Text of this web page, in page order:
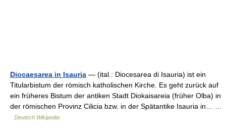
Diocaesarea in Isauria — (ital.: Diocesarea di Isauria) ist ein
Titularbistum der römisch katholischen Kirche. Es geht zurück auf
ein früheres Bistum der antiken Stadt Diokaisareia (früher Olba) in
der römischen Provinz Cilicia bzw. in der Spätantike Isauria in… …
Deutsch Wikipedia